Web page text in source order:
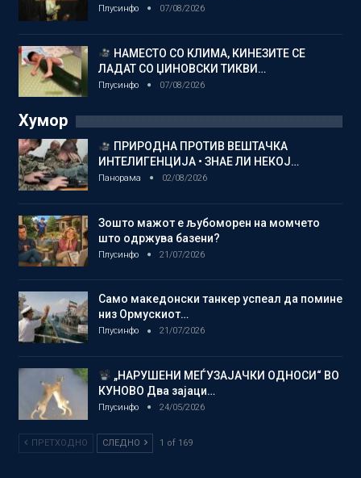
Плусинфо 07/08/2026
НАМЕСТО СО КЛИМА, КИНЕЗИТЕ СЕ
ЛАДАТ СО ЏИНОВСКИ ТИКВИ…
Плусинфо 07/08/2026
Хумор
ПРИРОДНА ПРОТИВ ВЕШТАЧКА
ИНТЕЛИГЕНЦИЈА • ЗНАЕ ЛИ НЕКОЈ…
Панорама 02/08/2026
Зошто мажот е љубоморен на момчето
што одржува базени?
Плусинфо 21/07/2026
Само македонски танкер успеал да помине
низ Ормускиот…
Плусинфо 21/07/2026
„НАРУШЕНИ МЕЃУЗАЈАЧКИ ОДНОСИ“ ВО
КУНОВО Два зајаци…
Плусинфо 24/05/2026
ПРЕТХОДНО СЛЕДНО 1 of 169